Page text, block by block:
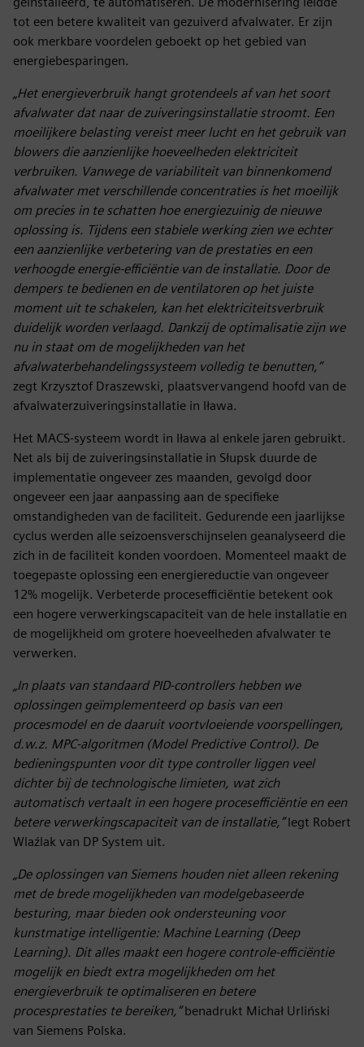
tot een betere kwaliteit van gezuiverd afvalwater. Er zijn
ook merkbare voordelen geboekt op het gebied van
energiebesparingen.
„Het energieverbruik hangt grotendeels af van het soort
afvalwater dat naar de zuiveringsinstallatie stroomt. Een
moeilijkere belasting vereist meer lucht en het gebruik van
blowers die aanzienlijke hoeveelheden elektriciteit
verbruiken. Vanwege de variabiliteit van binnenkomend
afvalwater met verschillende concentraties is het moeilijk
om precies in te schatten hoe energiezuinig de nieuwe
oplossing is. Tijdens een stabiele werking zien we echter
een aanzienlijke verbetering van de prestaties en een
verhoogde energie-efficiëntie van de installatie. Door de
dempers te bedienen en de ventilatoren op het juiste
moment uit te schakelen, kan het elektriciteitsverbruik
duidelijk worden verlaagd. Dankzij de optimalisatie zijn we
nu in staat om de mogelijkheden van het
afvalwaterbehandelingssysteem volledig te benutten,”
zegt Krzysztof Draszewski, plaatsvervangend hoofd van de
afvalwaterzuiveringsinstallatie in Iława.
Het MACS-systeem wordt in Iława al enkele jaren gebruikt.
Net als bij de zuiveringsinstallatie in Słupsk duurde de
implementatie ongeveer zes maanden, gevolgd door
ongeveer een jaar aanpassing aan de specifieke
omstandigheden van de faciliteit. Gedurende een jaarlijkse
cyclus werden alle seizoensverschijnselen geanalyseerd die
zich in de faciliteit konden voordoen. Momenteel maakt de
toegepaste oplossing een energiereductie van ongeveer
12% mogelijk. Verbeterde procesefficiëntie betekent ook
een hogere verwerkingscapaciteit van de hele installatie en
de mogelijkheid om grotere hoeveelheden afvalwater te
verwerken.
„In plaats van standaard PID-controllers hebben we
oplossingen geïmplementeerd op basis van een
procesmodel en de daaruit voortvloeiende voorspellingen,
d.w.z. MPC-algoritmen (Model Predictive Control). De
bedieningspunten voor dit type controller liggen veel
dichter bij de technologische limieten, wat zich
automatisch vertaalt in een hogere procesefficiëntie en een
betere verwerkingscapaciteit van de installatie,”legt Robert
Wlaźlak van DP System uit.
„De oplossingen van Siemens houden niet alleen rekening
met de brede mogelijkheden van modelgebaseerde
besturing, maar bieden ook ondersteuning voor
kunstmatige intelligentie: Machine Learning (Deep
Learning). Dit alles maakt een hogere controle-efficiëntie
mogelijk en biedt extra mogelijkheden om het
energieverbruik te optimaliseren en betere
procesprestaties te bereiken,”benadrukt Michał Urliński
van Siemens Polska.